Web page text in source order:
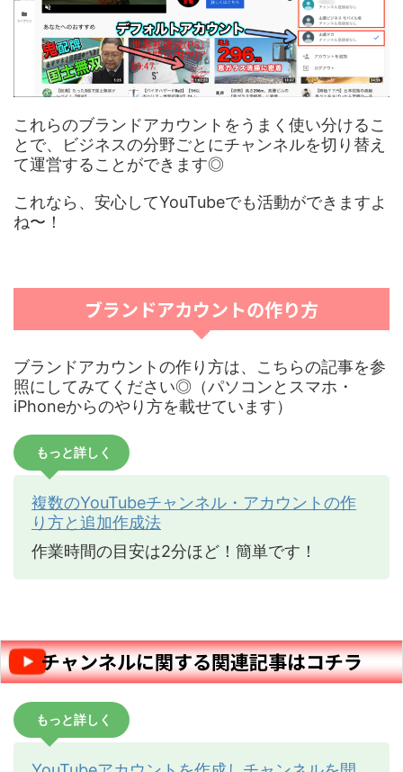
これらのブランドアカウントをうまく使い分けるこ
とで、ビジネスの分野ごとにチャンネルを切り替え
て運営することができます◎
これなら、安心してYouTubeでも活動ができますよ
ね〜！
ブランドアカウントの作り方
ブランドアカウントの作り方は、こちらの記事を参
照にしてみてください◎（パソコンとスマホ・
iPhoneからのやり方を載せています）
もっと詳しく
複数のYouTubeチャンネル・アカウントの作
り方と追加作成法
作業時間の目安は2分ほど！簡単です！
チャンネルに関する関連記事はコチラ
もっと詳しく